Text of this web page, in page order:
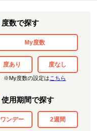
度数で探す
My度数
度あり 度なし
※My度数の設定は こちら
使用期間で探す
ワンデー 2週間